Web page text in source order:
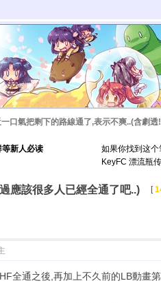
口氣把剩下的路線通了,表示不爽..(含劇
新人必读
如果你找到这
KeyFC 漂流瓶
應該很多人已經全通了吧..) [
全通之後,再加上不久前的LB動畫